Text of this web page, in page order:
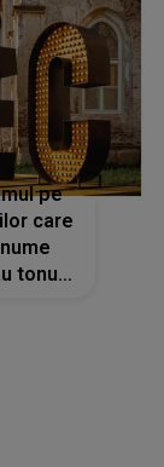
pe
care
tonul